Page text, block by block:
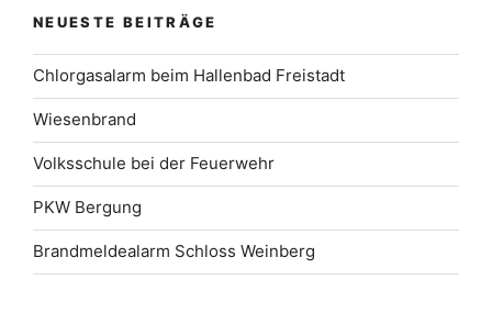
NEUESTE BEITRÄGE
Chlorgasalarm beim Hallenbad Freistadt
Wiesenbrand
Volksschule bei der Feuerwehr
PKW Bergung
Brandmeldealarm Schloss Weinberg